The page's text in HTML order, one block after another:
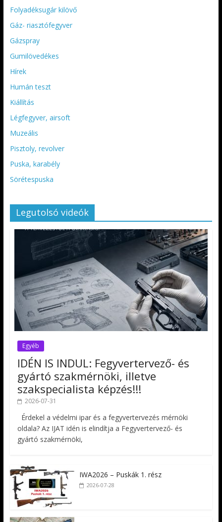
Folyadéksugár kilövő
Gáz- riasztófegyver
Gázspray
Gumilövedékes
Hírek
Humán teszt
Kiállítás
Légfegyver, airsoft
Muzeális
Pisztoly, revolver
Puska, karabély
Sörétespuska
Legutolsó videók
Egyéb
IDÉN IS INDUL: Fegyvertervező- és
gyártó szakmérnöki, illetve
szakspecialista képzés!!!
2026-07-31
Érdekel a védelmi ipar és a fegyvertervezés mérnöki
oldala? Az IJAT idén is elindítja a Fegyvertervező- és
gyártó szakmérnöki,
IWA2026 – Puskák 1. rész
2026-07-28